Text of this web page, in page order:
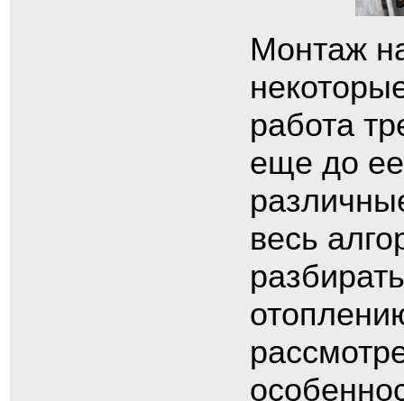
Монтаж
работа
еще до ее
весь